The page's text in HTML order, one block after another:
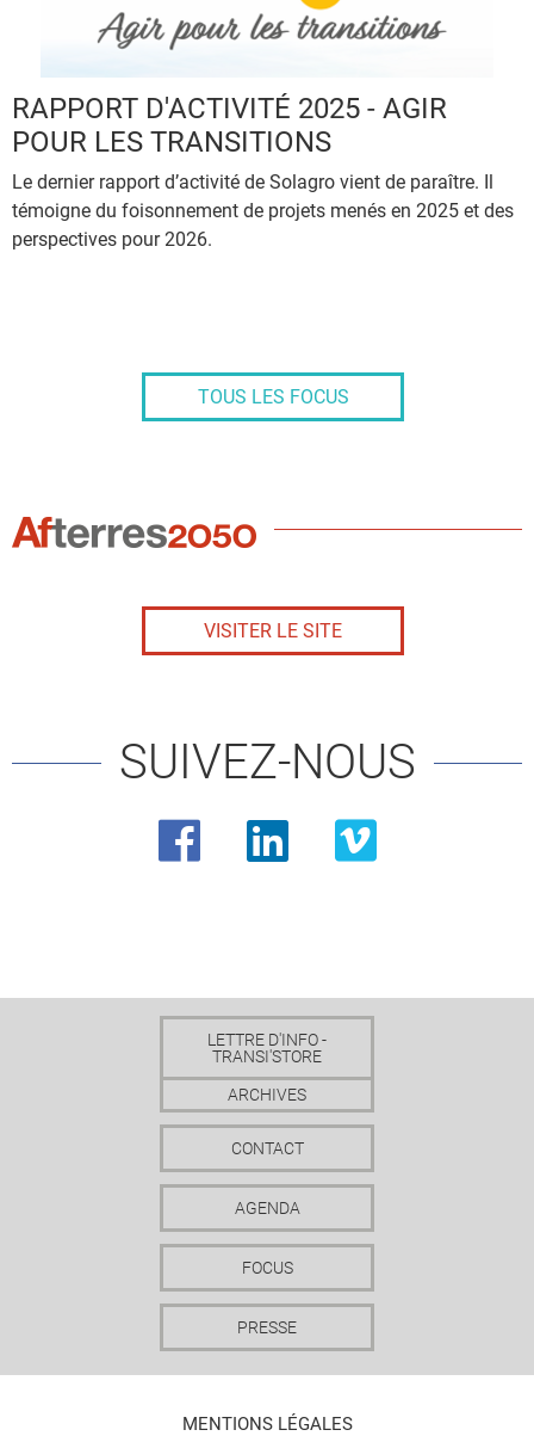
RAPPORT D'ACTIVITÉ 2025 - AGIR
POUR LES TRANSITIONS
Le dernier rapport d’activité de Solagro vient de paraître. Il
témoigne du foisonnement de projets menés en 2025 et des
perspectives pour 2026.
TOUS LES FOCUS
LES
ACTUS
D'AFTERRES2050
VISITER LE SITE
SUIVEZ-NOUS
FacebookLinkedin
LETTRE D'INFO -
TRANSI'STORE
ARCHIVES
CONTACT
AGENDA
FOCUS
PRESSE
MENTIONS LÉGALES